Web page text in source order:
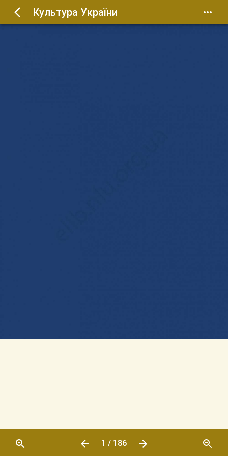
Культура України
1 / 186